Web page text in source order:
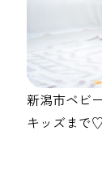
新潟市ベビ
キッズまで♡